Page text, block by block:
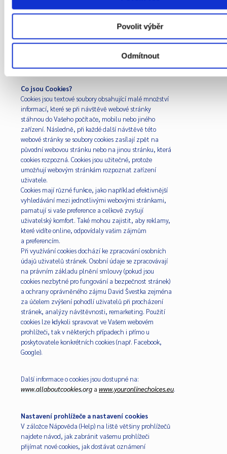
Povolit výběr
Odmítnout
případné pochybení neprodleně napravit.
Tyto zásady zpracování osobních údajů platí od
Co jsou Cookies?
Cookies jsou textové soubory obsahující malé množství
informací, které se při návštěvě webové stránky
stáhnou do Vašeho počítače, mobilu nebo jiného
zařízení. Následně, při každé další návštěvě této
webové stránky se soubory cookies zasílají zpět na
původní webovou stránku nebo na jinou stránku, která
cookies rozpozná. Cookies jsou užitečné, protože
umožňují webovým stránkám rozpoznat zařízení
uživatele.
Cookies mají různé funkce, jako například efektivnější
vyhledávání mezi jednotlivými webovými stránkami,
pamatují si vaše preference a celkově zvyšují
uživatelský komfort. Také mohou zajistit, aby reklamy,
které vidíte online, odpovídaly vašim zájmům
a preferencím.
Při využívání cookies dochází ke zpracování osobních
údajů uživatelů stránek. Osobní údaje se zpracovávají
na právním základu plnění smlouvy (pokud jsou
cookies nezbytné pro fungování a bezpečnost stránek)
a ochrany oprávněného zájmu David Švestka zejména
za účelem zvýšení pohodlí uživatelů při procházení
stránek, analýzy návštěvnosti, remarketing. Použití
cookies lze kdykoli spravovat ve Vašem webovém
prohlížeči, tak v některých případech i přímo u
poskytovatele konkrétních cookies (např. Facebook,
Google).
Další informace o cookies jsou dostupné na:
www.allaboutcookies.org a www.youronlinechoices.eu.
Nastavení prohlížeče a nastavení cookies
V záložce Nápověda (Help) na liště většiny prohlížečů
najdete návod, jak zabránit vašemu prohlížeči
přijímat nové cookies, jak dostávat oznámení